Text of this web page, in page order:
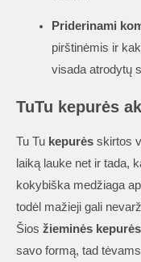
Priderinami
pirštinėmis ir
visada atrodytų
TuTu kepurės
Tu Tu kepurės skirtos
laiką lauke net ir tada,
kokybiška medžiaga
todėl mažieji gali
Šios žieminės kepurės
savo formą, tad